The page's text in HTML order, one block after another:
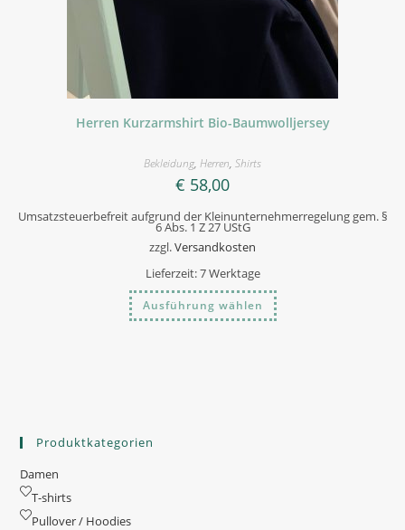
Herren Kurzarmshirt Bio-Baumwolljersey
Bekleidung, Herren, Shirts
€ 58,00
Umsatzsteuerbefreit aufgrund der Kleinunternehmerregelung gem. §
6 Abs. 1 Z 27 UStG
zzgl.Versandkosten
Lieferzeit:7 Werktage
Ausführung wählen
Dieses
Produkt
weist
Produktkategorien
Damen
T-shirts
Pullover / Hoodies